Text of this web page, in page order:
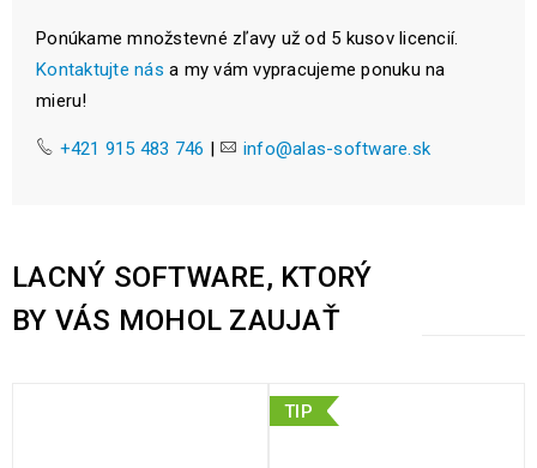
Ponúkame množstevné zľavy už od 5 kusov licencií.
Kontaktujte nás a my vám vypracujeme ponuku na
mieru!
+421 915 483 746 | info@alas-software.sk
LACNÝ SOFTWARE, KTORÝ
BY VÁS MOHOL ZAUJAŤ
TIP